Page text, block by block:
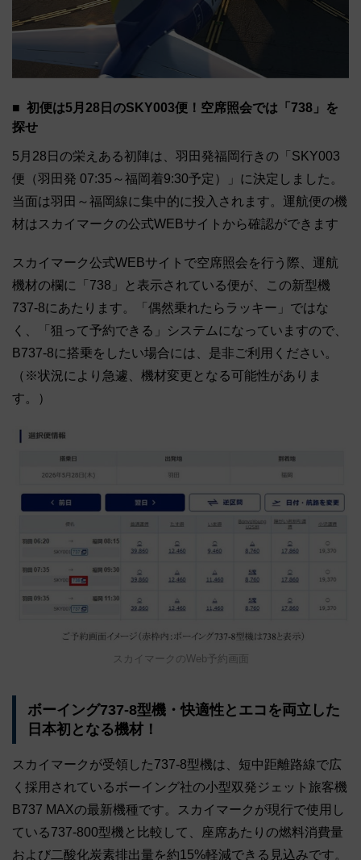
初便は5月28日のSKY003便！空席照会では「738」を
探せ
5月28日の栄えある初陣は、羽田発福岡行きの「SKY003
便（羽田発 07:35～福岡着9:30予定）」に決定しました。
当面は羽田～福岡線に集中的に投入されます。運航便の機
材はスカイマークの公式WEBサイトから確認ができます
スカイマーク公式WEBサイトで空席照会を行う際、運航
機材の欄に「738」と表示されている便が、この新型機
737-8にあたります。「偶然乗れたらラッキー」ではな
く、「狙って予約できる」システムになっていますので、
B737-8に搭乗をしたい場合には、是非ご利用ください。
（※状況により急遽、機材変更となる可能性がありま
す。）
スカイマークのWeb予約画面
ボーイング737-8型機・快適性とエコを両立した
日本初となる機材！
スカイマークが受領した737-8型機は、短中距離路線で広
く採用されているボーイング社の小型双発ジェット旅客機
B737 MAXの最新機種です。スカイマークが現行で使用し
ている737-800型機と比較して、座席あたりの燃料消費量
および二酸化炭素排出量を約15%軽減できる見込みです。